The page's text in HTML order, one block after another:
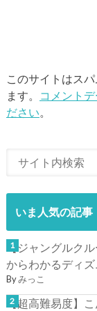
このサイトはス
ます。
コメント
ださい。
いま人気の記事
【ジャングルク
からわかるディ
Byみっこ
【超高難易度】